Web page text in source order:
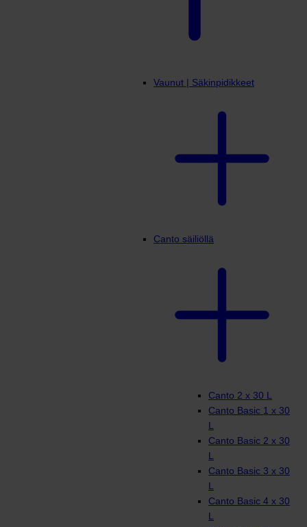
Vaunut | Säkinpidikkeet
Canto säiliöllä
Canto 2 x 30 L
Canto Basic 1 x 30
L
Canto Basic 2 x 30
L
Canto Basic 3 x 30
L
Canto Basic 4 x 30
L